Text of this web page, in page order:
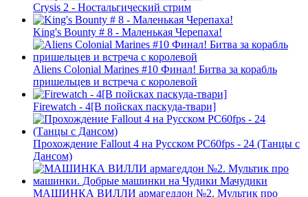
Crysis 2 - Ностальгический стрим
King's Bounty # 8 - Маленькая Черепаха!
Aliens Colonial Marines #10 Финал! Битва за корабль
пришельцев и встреча с королевой
Firewatch - 4[В пойсках паскуда-твари]
Прохождение Fallout 4 на Русском PС60fps - 24 (Танцы с
Дансом)
МАШИНКА ВИЛЛИ армагеддон №2. Мультик про